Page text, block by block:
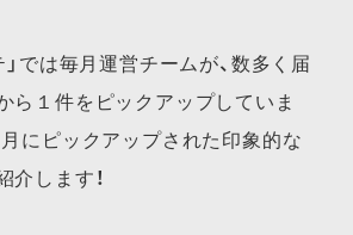
」では毎月運営チームが、数多く届
ら１件をピックアップしていま
月にピックアップされた印象的な
介します！